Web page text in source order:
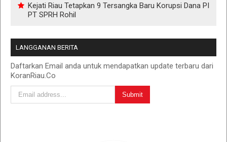
Kejati Riau Tetapkan 9 Tersangka Baru Korupsi Dana PI
PT SPRH Rohil
LANGGANAN BERITA
Daftarkan Email anda untuk mendapatkan update terbaru dari
KoranRiau.Co